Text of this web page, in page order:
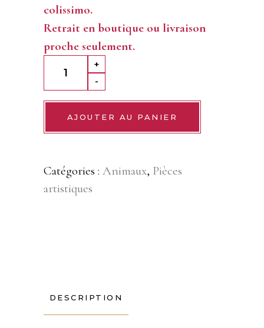
colissimo.
Retrait en boutique ou livraison
proche seulement.
Marguerite
chocolat
quantity
-
+
AJOUTER AU PANIER
Catégories : Animaux, Pièces
artistiques
DESCRIPTION